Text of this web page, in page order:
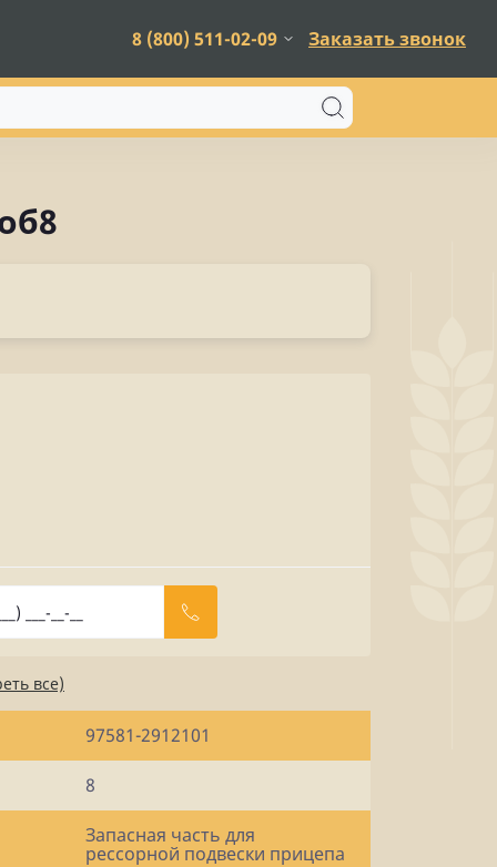
8 (800) 511-02-09 Заказать звонок
все)
97581-2912101
8
Запасная часть для
рессорной подвески прицепа